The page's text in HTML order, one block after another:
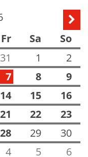
Fr Sa
So
31 1
2
7 8
9
14 15
16
21 22
23
28 29
30
4 5 6